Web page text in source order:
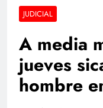
JUDICIAL
A media
jueves
hombre